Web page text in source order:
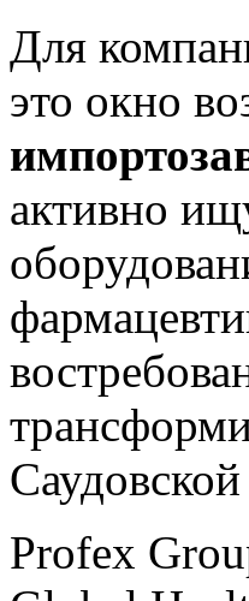
Для
это окно
активно
Profex